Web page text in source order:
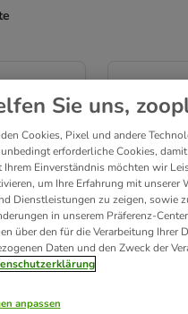
Sie uns,
Cookies, Pixel und andere
erforderliche Cookies,
Ihrem Einverständnis möchten wir
um Ihre Erfahrung mit unserer
Dienstleistungen zu zeigen, sowie
in unserem Präferenz-
über den für die Verarbeitung Ihrer
Daten und den Zweck der
anpassen